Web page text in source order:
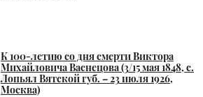
К 100-летию со дня смерти Виктора
Михайловича Васнецова (3/15 мая 1848, с.
Лопьял Вятской губ. – 23 июля 1926,
Москва)